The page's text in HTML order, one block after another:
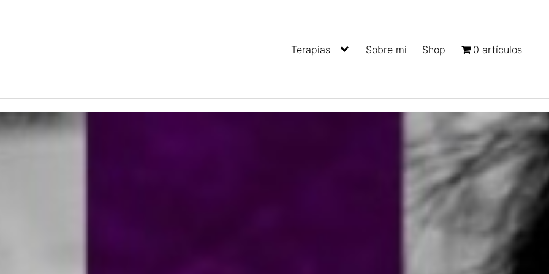
Terapias Sobre mi Shop 0 artículos